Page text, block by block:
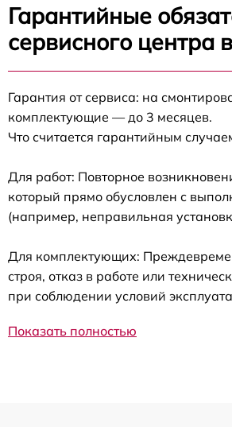
Гарантийные
сервисного центра
Гарантия от сервиса: на
комплектующие — до 3 месяцев.
Что считается гарантийным
Для работ: Повторное
который прямо обусловлен с
(например, неправильная
Для комплектующих:
строя, отказ в работе или
при соблюдении условий
Показать полностью